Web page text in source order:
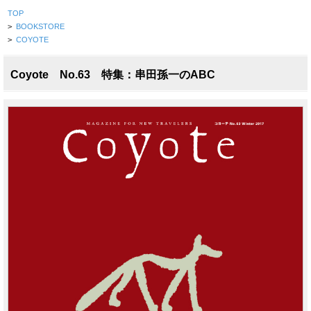
TOP
> BOOKSTORE
> COYOTE
Coyote No.63 特集：串田孫一のABC